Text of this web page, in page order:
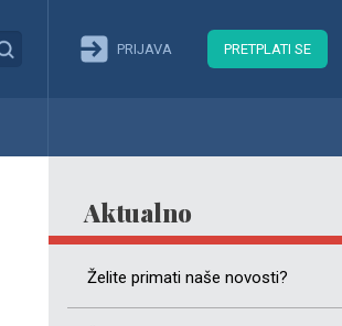
PRIJAVA PRETPLATI SE
Aktualno
Želite primati naše novosti?